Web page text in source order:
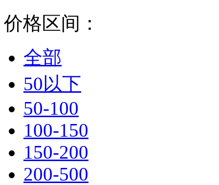
价格区间：
全部
50以下
50-100
100-150
150-200
200-500